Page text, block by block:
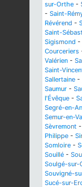
sur-Orthe -
- Saint-
Révérend -
Saint-
Sigismond -
Courceriers
Valérien -
Saint-
Sallertaine -
Saumur -
l'Évêque -
Segré-en-
Semur-en-
Sèvremont -
Philippe -
Somloire -
Souillé -
Soulgé-sur-
Souvigné-
Sucé-sur-